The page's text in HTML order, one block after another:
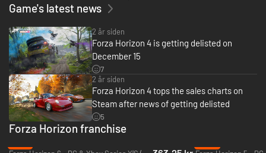
Udforsk en fælles verden
ændrer sig, oplever alle spillerne det på samme tid.
Udforsk det smukke og historiske Storbritannien
Sådan har du aldrig set Storbritannien. Oplev søer, dale, slotte og
Game's latest news
2 år siden
Forza Horizon 4 is getting delisted on
December 15
7
2 år siden
Forza Horizon 4 tops the sales charts on
Steam after news of getting delisted
5
Forza Horizon franchise